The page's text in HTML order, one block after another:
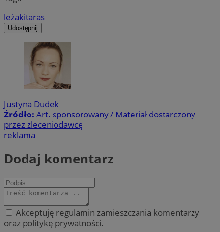
leżakitaras
Udostępnij
Justyna Dudek
Źródło: Art. sponsorowany / Materiał dostarczony
przez zleceniodawcę
reklama
Dodaj komentarz
Akceptuję regulamin zamieszczania komentarzy
oraz politykę prywatności.